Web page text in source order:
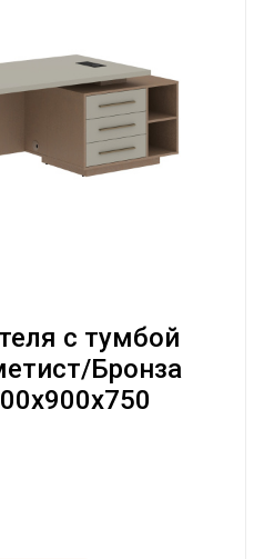
с тумбой
Бронза